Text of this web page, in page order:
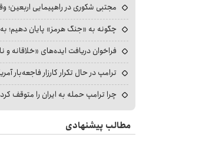
مجتبی شکوری در راهپیمایی اربعین؛
چگونه به «جنگ هرمز» پایان دهیم؛
فراخوان دریافت ایده‌های «خلاقانه و
ترامپ در حال تکرار کارزار فاجعه‌بار
چرا ترامپ حمله به ایران را متوقف
مطالب پیشنهادی